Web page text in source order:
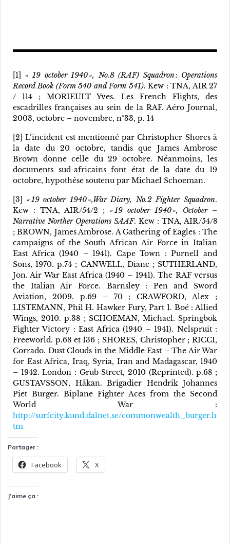
[1] « 19 october 1940 », No.8 (RAF) Squadron : Operations
Record Book (Form 540 and Form 541). Kew : TNA, AIR 27
/ 114 ; MORIEULT Yves. Les French Flights, des
escadrilles françaises au sein de la RAF. Aéro Journal,
2003, octobre – novembre, n°33, p. 14
[2] L’incident est mentionné par Christopher Shores à
la date du 20 octobre, tandis que James Ambrose
Brown donne celle du 29 octobre. Néanmoins, les
documents sud-africains font état de la date du 19
octobre, hypothèse soutenu par Michael Schoeman.
[3] « 19 october 1940 »,War Diary, No.2 Fighter Squadron.
Kew : TNA, AIR/54/2 ; « 19 october 1940 », October –
Narrative Norther Operations SAAF. Kew : TNA, AIR/54/8
; BROWN, James Ambrose. A Gathering of Eagles : The
campaigns of the South African Air Force in Italian
East Africa (1940 – 1941). Cape Town : Purnell and
Sons, 1970. p.74 ; CANWELL, Diane ; SUTHERLAND,
Jon. Air War East Africa (1940 – 1941). The RAF versus
the Italian Air Force. Barnsley : Pen and Sword
Aviation, 2009. p.69 – 70 ; CRAWFORD, Alex ;
LISTEMANN, Phil H. Hawker Fury, Part 1. Boé : Allied
Wings, 2010. p.38 ; SCHOEMAN, Michael. Springbok
Fighter Victory : East Africa (1940 – 1941). Nelspruit :
Freeworld. p.68 et 136 ; SHORES, Christopher ; RICCI,
Corrado. Dust Clouds in the Middle East – The Air War
for East Africa, Iraq, Syria, Iran and Madagascar, 1940
– 1942. London : Grub Street, 2010 (Reprinted). p.68 ;
GUSTAVSSON, Håkan. Brigadier Hendrik Johannes
Piet Burger. Biplane Fighter Aces from the Second
World War :
http://surfcity.kund.dalnet.se/commonwealth_burger.h
tm
Partager :
Facebook X
J’aime ça :